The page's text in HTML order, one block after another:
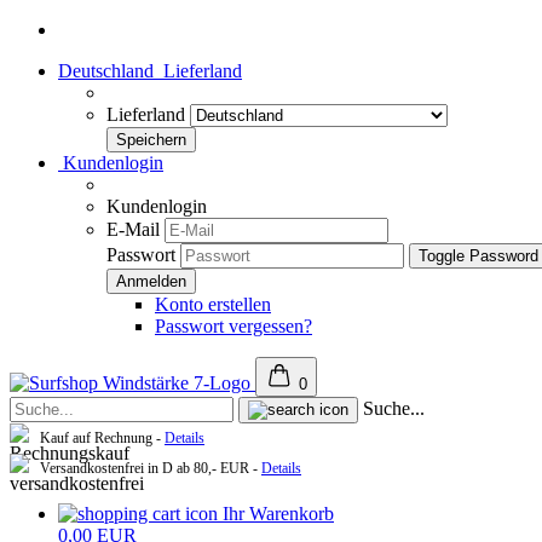
Deutschland Lieferland
Lieferland
Kundenlogin
Kundenlogin
E-Mail
Passwort
Toggle
Konto erstellen
Passwort vergessen?
0
Suche...
Kauf auf Rechnung - Details
Versandkostenfrei in D ab 80,- EUR - Details
Ihr Warenkorb
0,00 EUR